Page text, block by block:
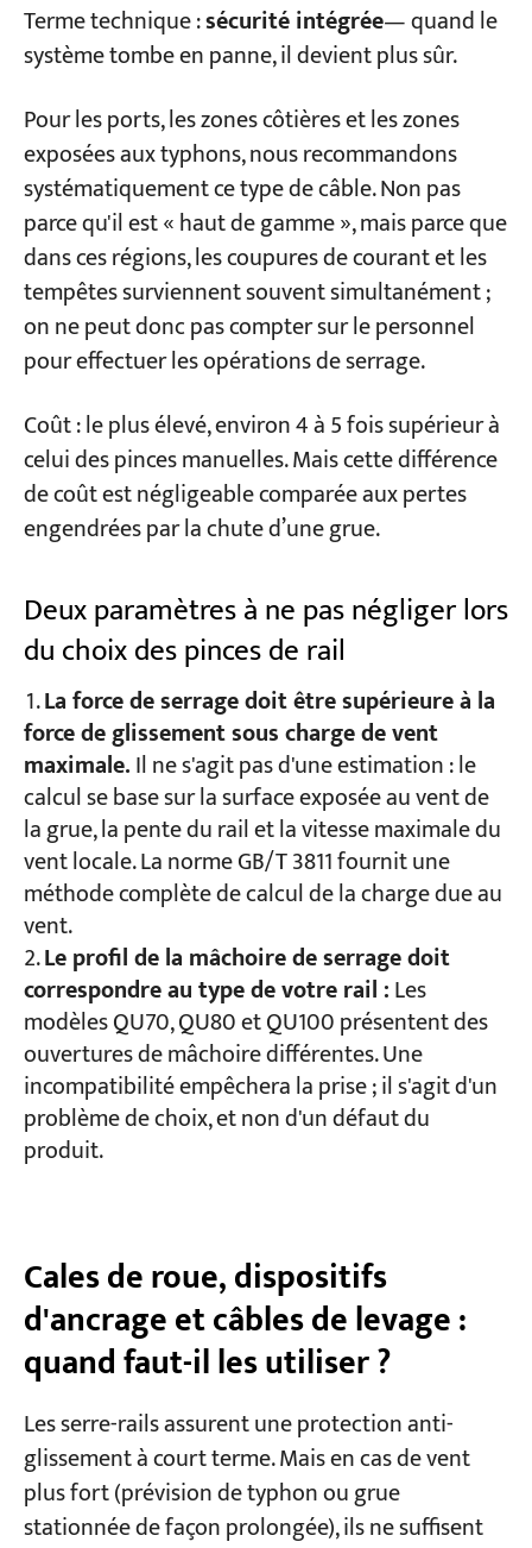
Terme technique :sécurité intégrée— quand le
système tombe en panne, il devient plus sûr.
Pour les ports, les zones côtières et les zones
exposées aux typhons, nous recommandons
systématiquement ce type de câble. Non pas
parce qu'il est « haut de gamme », mais parce que
dans ces régions, les coupures de courant et les
tempêtes surviennent souvent simultanément ;
on ne peut donc pas compter sur le personnel
pour effectuer les opérations de serrage.
Coût : le plus élevé, environ 4 à 5 fois supérieur à
celui des pinces manuelles. Mais cette différence
de coût est négligeable comparée aux pertes
engendrées par la chute d’une grue.
Deux paramètres à ne pas négliger lors
du choix des pinces de rail
La force de serrage doit être supérieure à la
force de glissement sous charge de vent
maximale.Il ne s'agit pas d'une estimation : le
calcul se base sur la surface exposée au vent de
la grue, la pente du rail et la vitesse maximale du
vent locale. La norme GB/T 3811 fournit une
méthode complète de calcul de la charge due au
vent.
Le profil de la mâchoire de serrage doit
correspondre au type de votre rail :Les
modèles QU70, QU80 et QU100 présentent des
ouvertures de mâchoire différentes. Une
incompatibilité empêchera la prise ; il s'agit d'un
problème de choix, et non d'un défaut du
produit.
Cales de roue, dispositifs
d'ancrage et câbles de levage :
quand faut-il les utiliser ?
Les serre-rails assurent une protection anti-
glissement à court terme. Mais en cas de vent
plus fort (prévision de typhon ou grue
stationnée de façon prolongée), ils ne suffisent